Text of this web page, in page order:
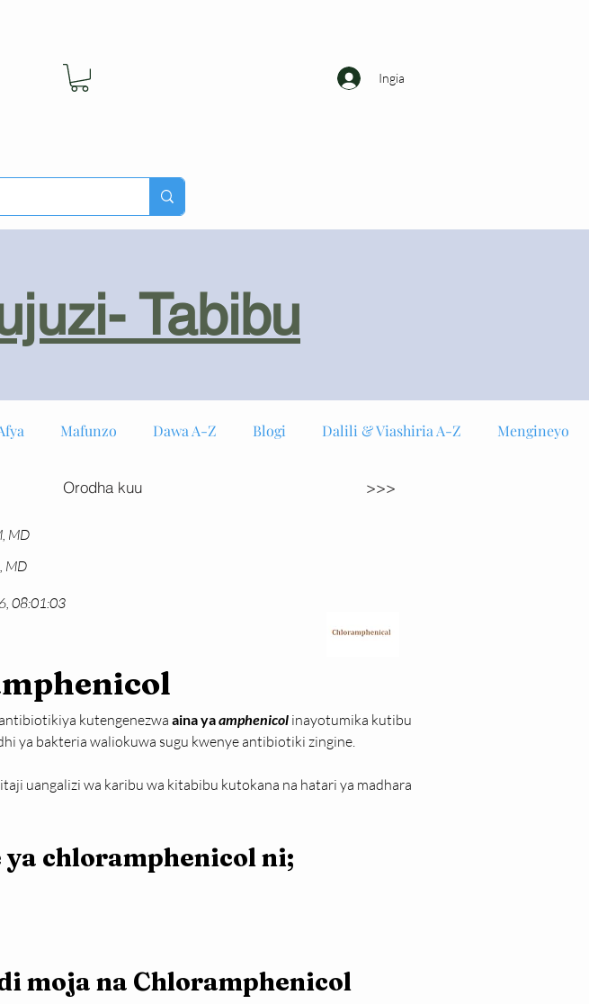
Ingia
Tabibu
Mafunzo Dawa A-Z Blogi Dalili & Viashiria A-Z Mengineyo
Orodha kuu >>>
MD
MD
08:01:03
kutengenezwa aina ya amphenicol inayotumika kutibu
ya bakteria waliokuwa sugu kwenye antibiotiki zingine.
uangalizi wa karibu wa kitabibu kutokana na hatari ya madhara
chloramphenicol ni;
moja na Chloramphenicol